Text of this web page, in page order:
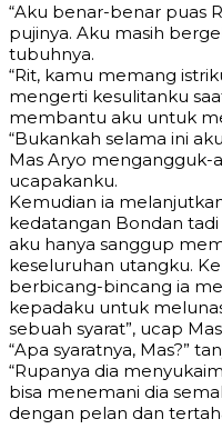
“Aku benar-benar puas
pujinya. Aku masih
tubuhnya.
“Rit, kamu memang
mengerti kesulitanku
membantu aku untuk
“Bukankah selama ini
Mas Aryo
ucapakanku.
Kemudian ia
kedatangan Bondan
aku hanya sanggup
keseluruhan utangku.
berbicang-bincang ia
kepadaku untuk
sebuah syarat”, ucap
“Apa syaratnya, Mas?”
“Rupanya dia
bisa menemani dia
dengan pelan dan